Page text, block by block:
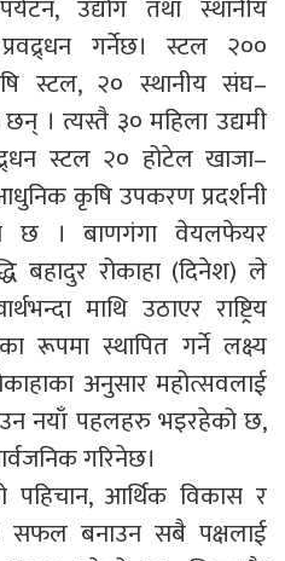
उद्योग तथा स्थानीय
गर्नेछ। स्टल २००
स्टल, २० स्थानीय संघ–
। त्यस्तै ३० महिला उद्यमी
स्टल २० होटेल खाजा–
कृषि उपकरण प्रदर्शनी
छ । बाणगंगा वेयलफेयर
बहादुर रोकाहा (दिनेश) ले
माथि उठाएर राष्ट्रिय
रूपमा स्थापित गर्ने लक्ष्य
अनुसार महोत्सवलाई
नयाँ पहलहरु भइरहेको छ,
गरिनेछ।
पहिचान, आर्थिक विकास र
सफल बनाउन सबै पक्षलाई